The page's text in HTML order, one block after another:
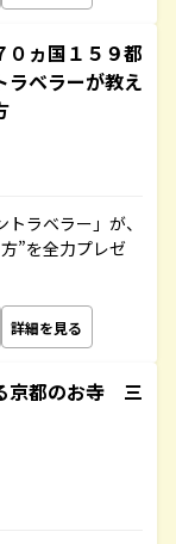
ヵ国１５９都
ラベラーが教え
ラベラー」が、
”を全力プレゼ
詳細を見る
京都のお寺 三